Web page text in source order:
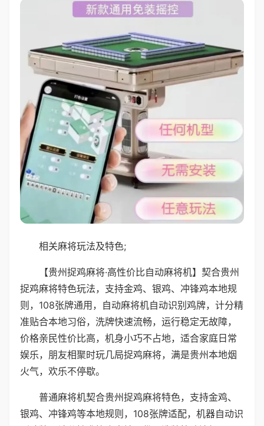
相关麻将玩法及特色;
【贵州捉鸡麻将·高性价比自动麻将机】契合贵州
捉鸡麻将特色玩法，支持金鸡、银鸡、冲锋鸡本地规
则，108张牌通用，自动麻将机自动识别鸡牌，计分精
准贴合本地习俗，洗牌快速流畅，运行稳定无故障，
价格亲民性价比高，机身小巧不占地，适合家庭日常
娱乐，朋友相聚时玩几局捉鸡麻将，满是贵州本地烟
火气，欢乐不停歇。
普通麻将机契合贵州捉鸡麻将特色，支持金鸡、
银鸡、冲锋鸡等本地规则，108张牌适配，机器自动识